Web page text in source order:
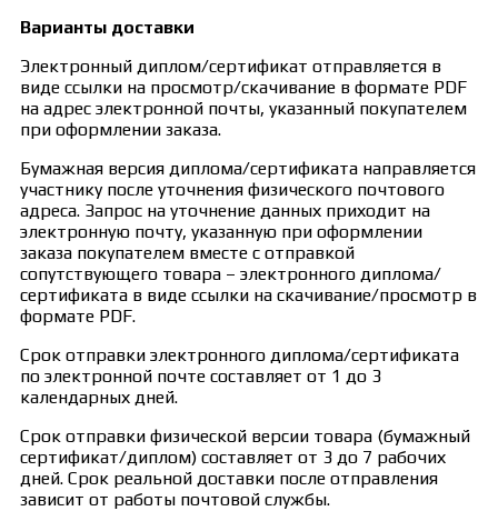
Варианты доставки
Электронный диплом/сертификат отправляется в
виде ссылки на просмотр/скачивание в формате PDF
на адрес электронной почты, указанный покупателем
при оформлении заказа.
Бумажная версия диплома/сертификата направляется
участнику после уточнения физического почтового
адреса. Запрос на уточнение данных приходит на
электронную почту, указанную при оформлении
заказа покупателем вместе с отправкой
сопутствующего товара – электронного диплома/
сертификата в виде ссылки на скачивание/просмотр в
формате PDF.
Срок отправки электронного диплома/сертификата
по электронной почте составляет от 1 до 3
календарных дней.
Срок отправки физической версии товара (бумажный
сертификат/диплом) составляет от 3 до 7 рабочих
дней. Срок реальной доставки после отправления
зависит от работы почтовой службы.